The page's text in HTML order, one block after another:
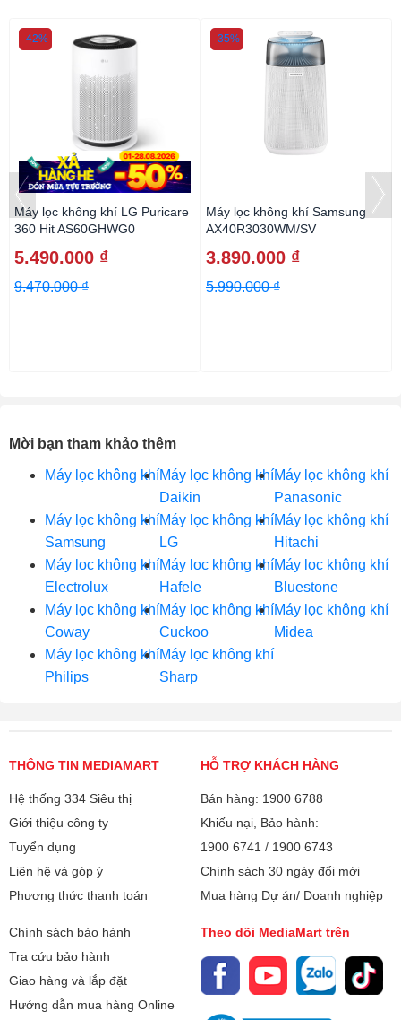
Máy lọc không khí LG Puricare
360 Hit AS60GHWG0
5.490.000 ₫
9.470.000 ₫
-42%
Máy lọc không khí Samsung
AX40R3030WM/SV
3.890.000 ₫
5.990.000 ₫
-35%
Mời bạn tham khảo thêm
Máy lọc không khíMáy lọc không khí
Daikin
Máy lọc không khí
Panasonic
Máy lọc không khí
Samsung
Máy lọc không khí
LG
Máy lọc không khí
Hitachi
Máy lọc không khí
Electrolux
Máy lọc không khí
Hafele
Máy lọc không khí
Bluestone
Máy lọc không khí
Coway
Máy lọc không khí
Cuckoo
Máy lọc không khí
Midea
Máy lọc không khí
Philips
Máy lọc không khí
Sharp
THÔNG TIN MEDIAMART
Hệ thống 334 Siêu thị
Giới thiệu công ty
Tuyển dụng
Liên hệ và góp ý
Phương thức thanh toán
HỖ TRỢ KHÁCH HÀNG
Bán hàng: 1900 6788
Khiếu nại, Bảo hành:
1900 6741 / 1900 6743
Chính sách 30 ngày đổi mới
Mua hàng Dự án/ Doanh nghiệp
Chính sách bảo hành
Tra cứu bảo hành
Giao hàng và lắp đặt
Hướng dẫn mua hàng Online
Theo dõi MediaMart trên